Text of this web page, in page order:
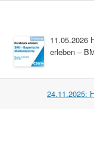
11.05.2026
erleben –
24.11.2025: